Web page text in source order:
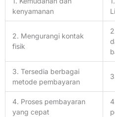
kenyamanan
2. Mengurangi kontak
fisik
3. Tersedia berbagai
metode pembayaran
4. Proses pembayaran
yang cepat